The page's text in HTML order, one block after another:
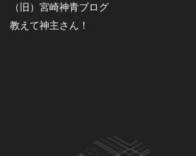
（旧）宮崎神青ブログ
教えて神主さん！